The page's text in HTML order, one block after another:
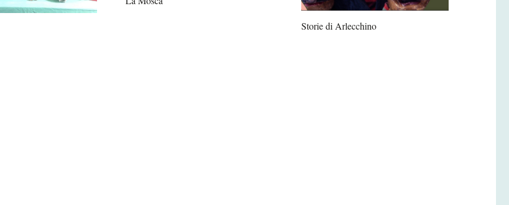
Storie di Arlecchino